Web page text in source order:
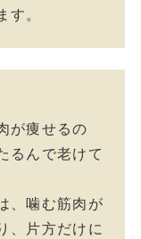
。
が痩せるの
るんで老けて
、噛む筋肉が
、片方だけに